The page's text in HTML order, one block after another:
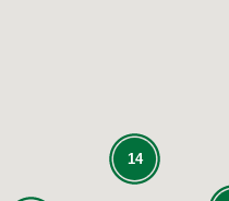
14